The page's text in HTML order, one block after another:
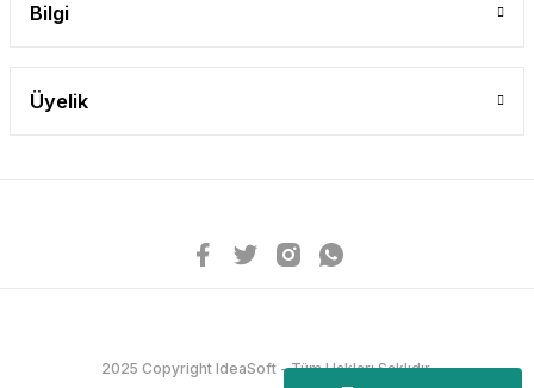
Bilgi
Üyelik
2025 Copyright IdeaSoft - Tüm Hakları Saklıdır.